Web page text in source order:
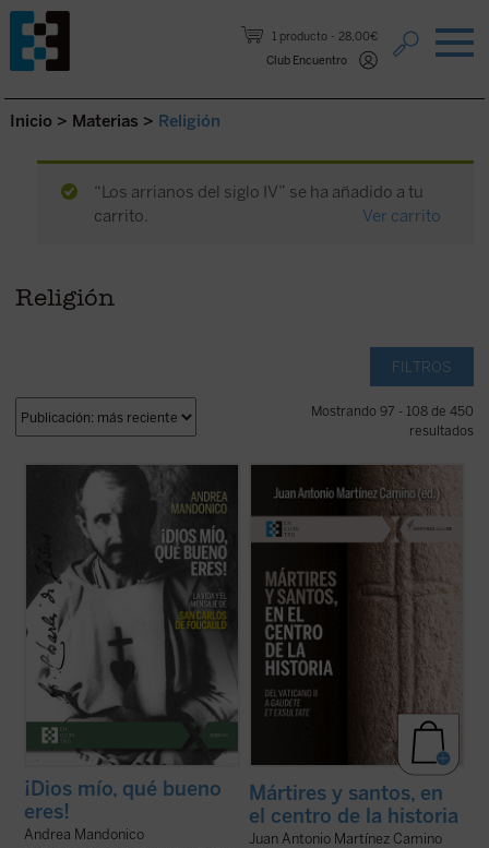
1 producto
28,00€
Club Encuentro
Saltar al contenido.
Inicio > Materias > Religión
“Los arrianos del siglo IV” se ha añadido a tu
carrito.
Ver carrito
Religión
FILTROS
Mostrando 97 - 108 de 450
resultados
Esta biografía del recién proclamado santo
Carlos de Foucauld, escrita por quien ha
sido vicepostulador de su causa de
canonización, se centra en los aspectos
más sobresalientes de su espiritualidad y
de su actividad pastoral. El libro arranca ...
(ver ficha)
¡Dios mío, qué bueno
eres!
Andrea Mandonico
En este libro se ensaya una historia
hagiocéntrica de la Iglesia, pautada por los
santos y sus misiones, más que por papas,
obispos y concilios. Es una historia aún por
hacer, pero exigida por la enseñanza del
(ver ficha)
Mártires y santos, en
el centro de la historia
Juan Antonio Martínez Camino